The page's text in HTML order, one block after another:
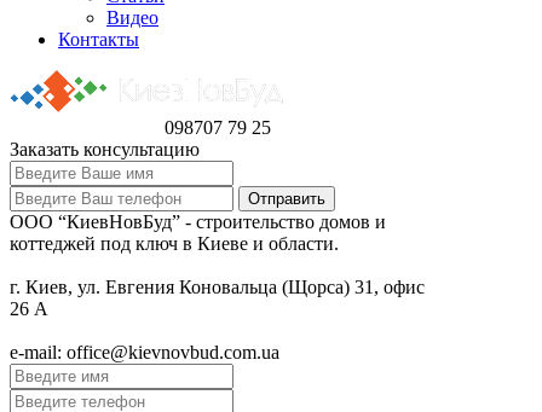
Видео
Контакты
098707 79 25
Заказать консультацию
ООО “КиевНовБуд” - строительство домов и
коттеджей под ключ в Киеве и области.
г. Киев, ул. Евгения Коновальца (Щорса) 31, офис
26 А
e-mail: office@kievnovbud.com.ua